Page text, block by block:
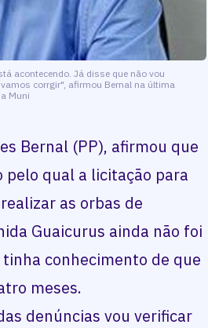
acontecendo. Já disse que não vou
corrgir", afirmou Bernal na última
Muni
Bernal (PP), afirmou que
qual a licitação para
as orbas de
Guaicurus ainda não foi
conhecimento de que
meses.
denúncias vou verificar